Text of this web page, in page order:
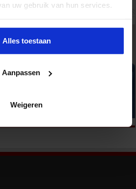
uw gebruik van hun services.
Alles toestaan
Aanpassen
Weigeren